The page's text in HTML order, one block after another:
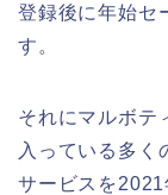
登録後に年始セ
す。
それにマルボテ
入っている多く
サービスを